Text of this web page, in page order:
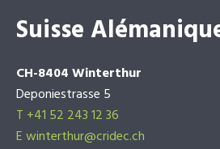
Suisse
CH-8404 Winterthur
Deponiestrasse 5
T +41 52 243 12 36
E winterthur@cridec.ch